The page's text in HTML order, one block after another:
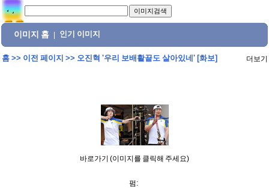
이미지 홈 인기 이미지
홈>> 이전 페이지 >> 오진혁 '우리 보배활끝도 살아있네' [화보] 더보기
바로가기 (이미지를 클릭해 주세요)
펌: